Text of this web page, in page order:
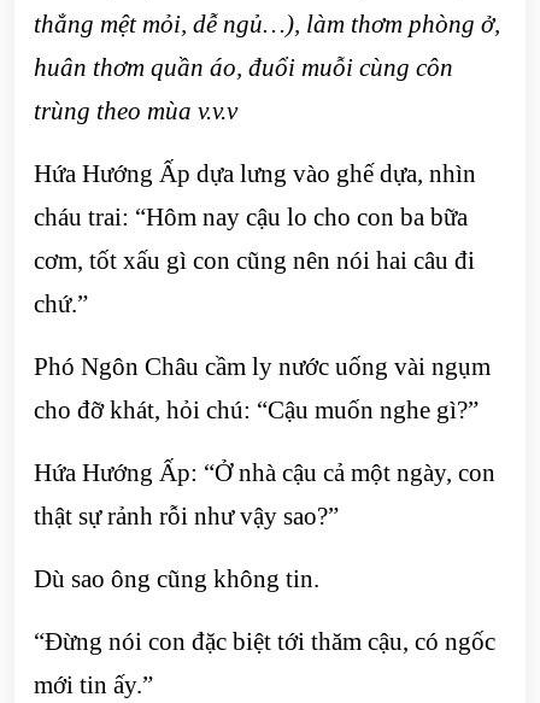
thẳng mệt mỏi, dễ ngủ…), làm thơm phòng ở,
huân thơm quần áo, đuổi muỗi cùng côn
trùng theo mùa v.v.v
Hứa Hướng Ấp dựa lưng vào ghế dựa, nhìn
cháu trai: “Hôm nay cậu lo cho con ba bữa
cơm, tốt xấu gì con cũng nên nói hai câu đi
chứ.”
Phó Ngôn Châu cầm ly nước uống vài ngụm
cho đỡ khát, hỏi chú: “Cậu muốn nghe gì?”
Hứa Hướng Ấp: “Ở nhà cậu cả một ngày, con
thật sự rảnh rỗi như vậy sao?”
Dù sao ông cũng không tin.
“Đừng nói con đặc biệt tới thăm cậu, có ngốc
mới tin ấy.”